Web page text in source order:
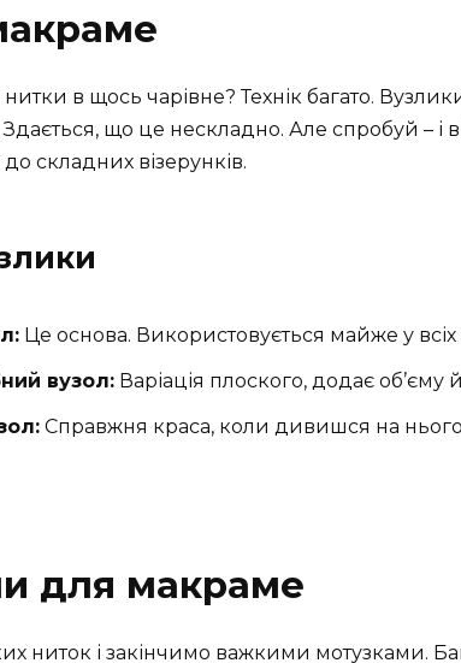
в щось чарівне? Технік багато.
що це нескладно. Але спробуй – і
складних візерунків.
Це основа. Використовується майже у всіх
вузол: Варіація плоского, додає об’єму
Справжня краса, коли дивишся на
для макраме
ниток і закінчимо важкими мотузками.